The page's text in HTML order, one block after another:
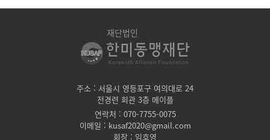
동맹에 대한 이해가 전문가
미동맹이 우주 동맹, 포괄적
동맹으로 진화하는 동맹의 확
장성을 잘 보여주었다고 평가
참여한 대학생과 사관생도는
물론 청중들로 참여한 젊은
학생들도 한미동맹의 중요성
을 이해하고 자강과 동맹의
균형을 찾아가는 다양한 시도
립, 유엔 전사자 릴레이 호명
행사 등 주요 사업을 설명하
면서 참여를 요청했다. 재단
함께 해온 한국 교회에 대해
깊은 감사를 표명했다. *방영
일 : 12월 2일 (금) 21:50분
재단법인
주소 : 서울시 영등포구 여의대로 24
전경련 회관 3층 메이플
연락처 : 070-7755-0075
이메일 : kusaf2020@gmail.com
회장 : 임호영